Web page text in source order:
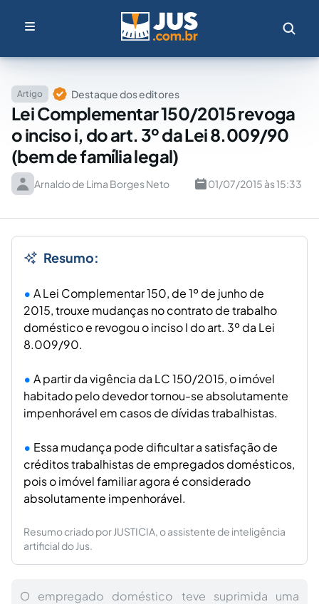
Artigo Destaque dos editores
Lei Complementar 150/2015 revoga
o inciso i, do art. 3º da Lei 8.009/90
(bem de família legal)
Arnaldo de Lima Borges Neto 01/07/2015 às 15:33
Resumo:
A Lei Complementar 150, de 1º de junho de
2015, trouxe mudanças no contrato de trabalho
doméstico e revogou o inciso I do art. 3º da Lei
8.009/90.
A partir da vigência da LC 150/2015, o imóvel
habitado pelo devedor tornou-se absolutamente
impenhorável em casos de dívidas trabalhistas.
Essa mudança pode dificultar a satisfação de
créditos trabalhistas de empregados domésticos,
pois o imóvel familiar agora é considerado
absolutamente impenhorável.
Resumo criado por JUSTICIA, o assistente de inteligência
artificial do Jus.
O empregado doméstico teve suprimida uma